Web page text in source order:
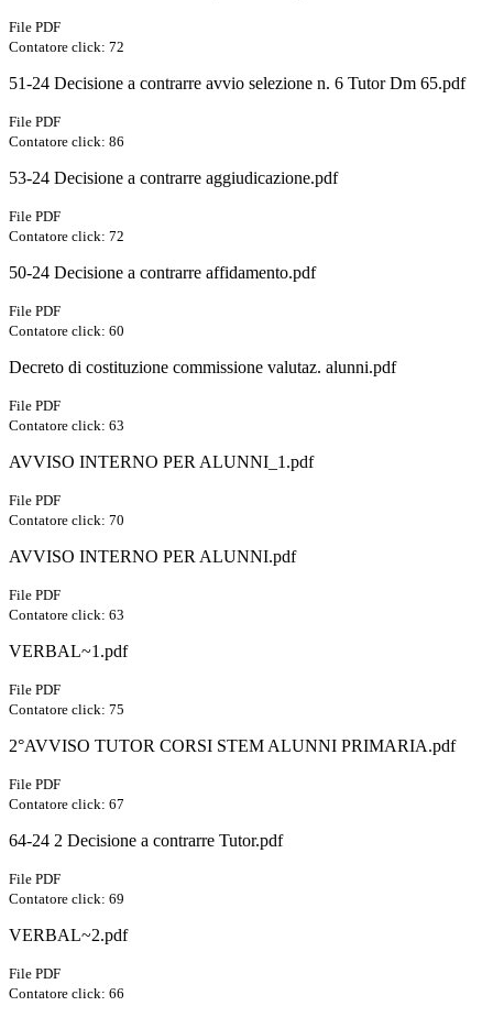
File PDF
Contatore click: 72
51-24 Decisione a contrarre avvio selezione n. 6 Tutor Dm 65.pdf
File PDF
Contatore click: 86
53-24 Decisione a contrarre aggiudicazione.pdf
File PDF
Contatore click: 72
50-24 Decisione a contrarre affidamento.pdf
File PDF
Contatore click: 60
Decreto di costituzione commissione valutaz. alunni.pdf
File PDF
Contatore click: 63
AVVISO INTERNO PER ALUNNI_1.pdf
File PDF
Contatore click: 70
AVVISO INTERNO PER ALUNNI.pdf
File PDF
Contatore click: 63
VERBAL~1.pdf
File PDF
Contatore click: 75
2°AVVISO TUTOR CORSI STEM ALUNNI PRIMARIA.pdf
File PDF
Contatore click: 67
64-24 2 Decisione a contrarre Tutor.pdf
File PDF
Contatore click: 69
VERBAL~2.pdf
File PDF
Contatore click: 66